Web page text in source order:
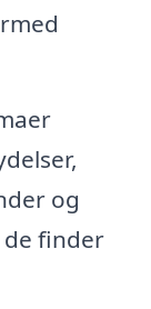
og
finder